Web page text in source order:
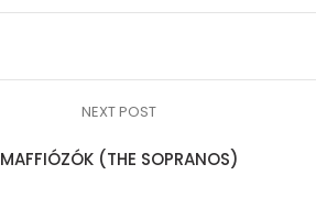
NEXT POST
MAFFIÓZÓK (THE SOPRANOS)